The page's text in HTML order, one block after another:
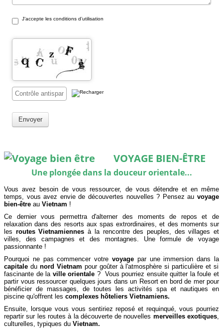
J’accepte les conditions d’utilisation
Envoyer
VOYAGE BIEN-ÊTRE
Une plongée dans la douceur orientale...
Vous avez besoin de vous ressourcer, de vous détendre et en même
temps, vous avez envie de découvertes nouvelles ? Pensez au voyage
bien-être au Vietnam !
Ce dernier vous permettra d'alterner des moments de repos et de
relaxation dans des resorts aux spas extrordinaires, et des moments sur
les routes Vietnamiennes à la rencontre des peuples, des villages et
villes, des campagnes et des montagnes. Une formule de voyage
passionnante !
Pourquoi ne pas commencer votre voyage par une immersion dans la
capitale du nord Vietnam pour goûter à l'atmosphère si particulière et si
fascinante de la ville orientale ?
Vous pourriez ensuite quitter la foule et
partir vous ressourcer quelques jours dans un Resort en bord de mer pour
bénéficier de massages, de toutes les activités spa et nautiques en
piscine qu'offrent les complexes hôteliers Vietnamiens.
Ensuite, lorsque vous vous sentiriez reposé et requinqué, vous pourriez
repartir sur les routes à la découverte de nouvelles merveilles exotiques
culturelles, typiques du Vietnam.